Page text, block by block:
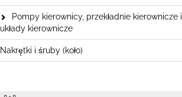
Pompy kierownicy, przekładnie kierownicze i
układy kierownicze
Nakrętki i śruby (koło)